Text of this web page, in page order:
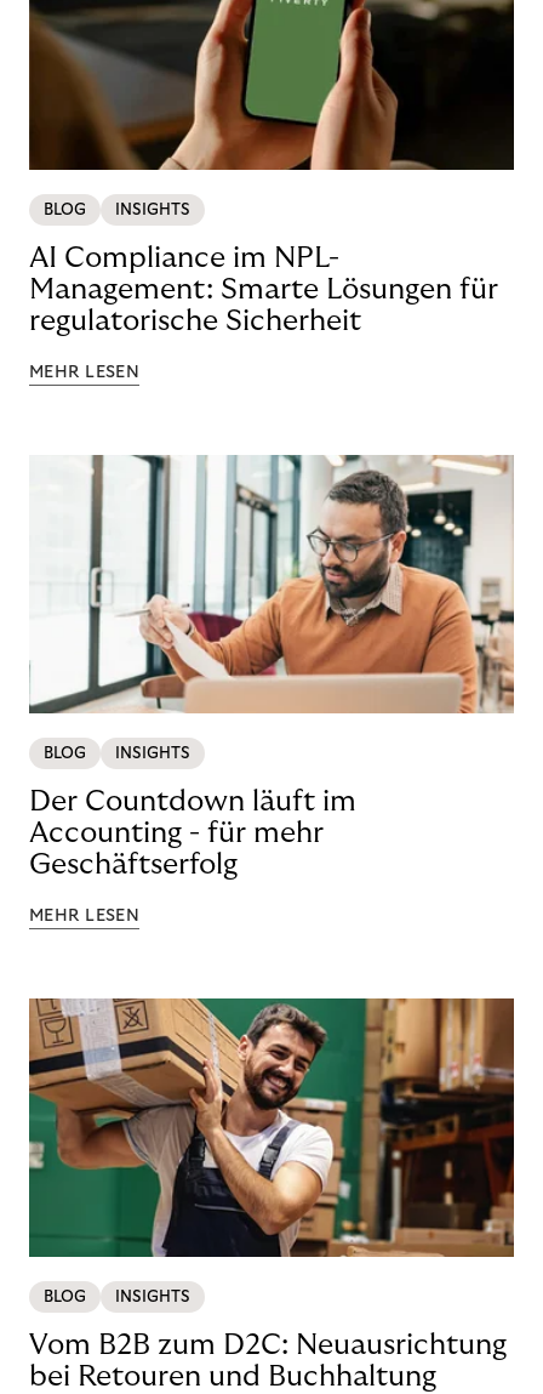
BLOG INSIGHTS
AI Compliance im NPL-
Management: Smarte Lösungen für
regulatorische Sicherheit
MEHR LESEN
BLOG INSIGHTS
Der Countdown läuft im
Accounting - für mehr
Geschäftserfolg
MEHR LESEN
BLOG INSIGHTS
Vom B2B zum D2C: Neuausrichtung
bei Retouren und Buchhaltung